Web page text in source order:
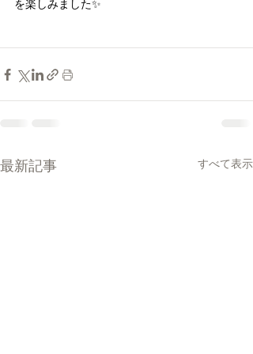
を楽しみました✨
最新記事 すべて表示